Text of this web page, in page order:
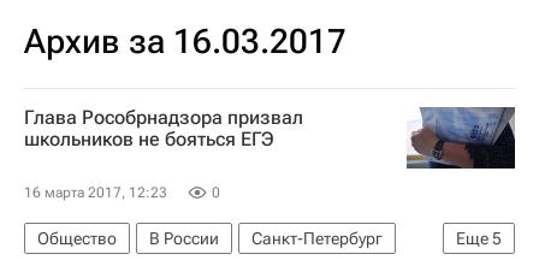
Архив за 16.03.2017
Глава Рособрнадзора призвал
школьников не бояться ЕГЭ
16 марта 2017, 12:23 0
Еще5
Общество В России
Санкт-Петербург